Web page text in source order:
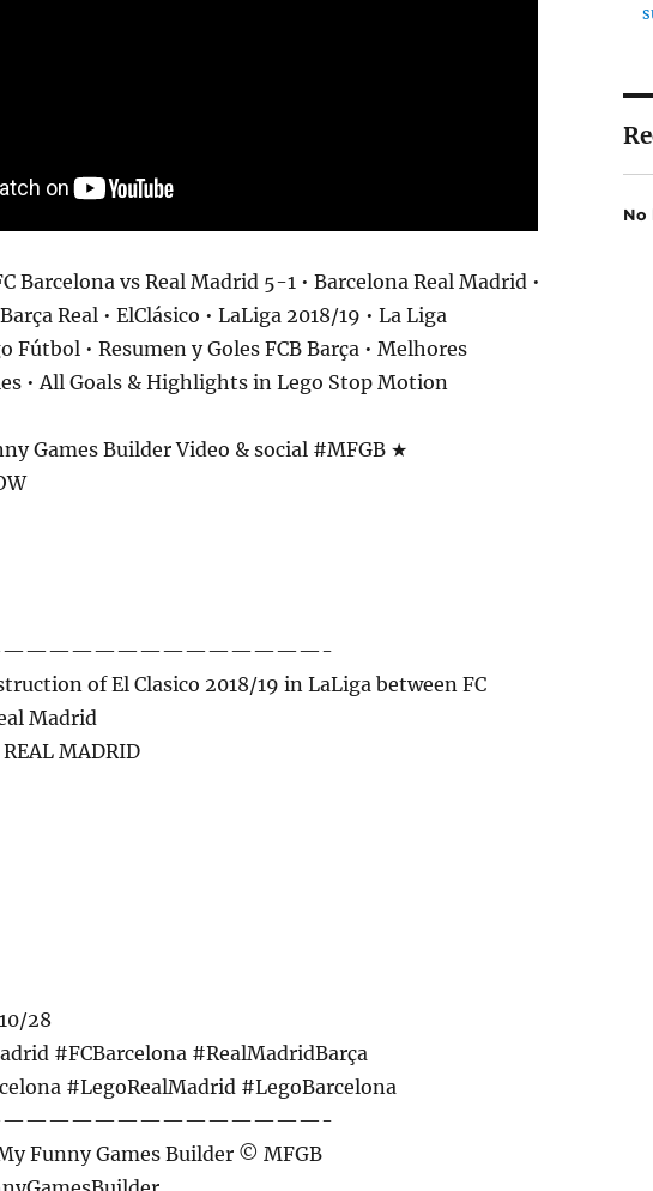
Barcelona vs Real Madrid 5-1 • Barcelona Real Madrid •
Real • ElClásico • LaLiga 2018/19 • La Liga
Fútbol • Resumen y Goles FCB Barça • Melhores
• All Goals & Highlights in Lego Stop Motion
Games Builder Video & social #MFGB ★
of El Clasico 2018/19 in LaLiga between FC
Madrid
MADRID
28
#FCBarcelona #RealMadridBarça
#LegoRealMadrid #LegoBarcelona
Funny Games Builder © MFGB
No